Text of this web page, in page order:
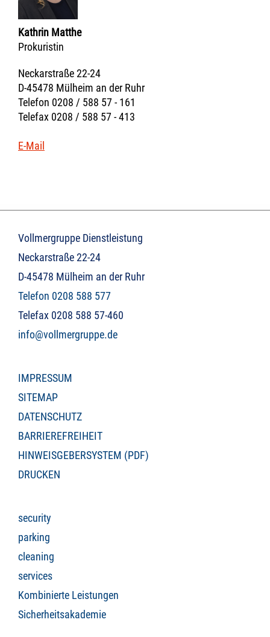
Kathrin Matthe
Prokuristin
Neckarstraße 22-24
D-45478 Mülheim an der Ruhr
Telefon 0208 / 588 57 - 161
Telefax 0208 / 588 57 - 413
E-Mail
Vollmergruppe Dienstleistung
Neckarstraße 22-24
D-45478 Mülheim an der Ruhr
Telefon 0208 588 577
Telefax 0208 588 57-460
info@vollmergruppe.de
IMPRESSUM
SITEMAP
DATENSCHUTZ
BARRIEREFREIHEIT
HINWEISGEBERSYSTEM (PDF)
DRUCKEN
security
parking
cleaning
services
Kombinierte Leistungen
Sicherheitsakademie